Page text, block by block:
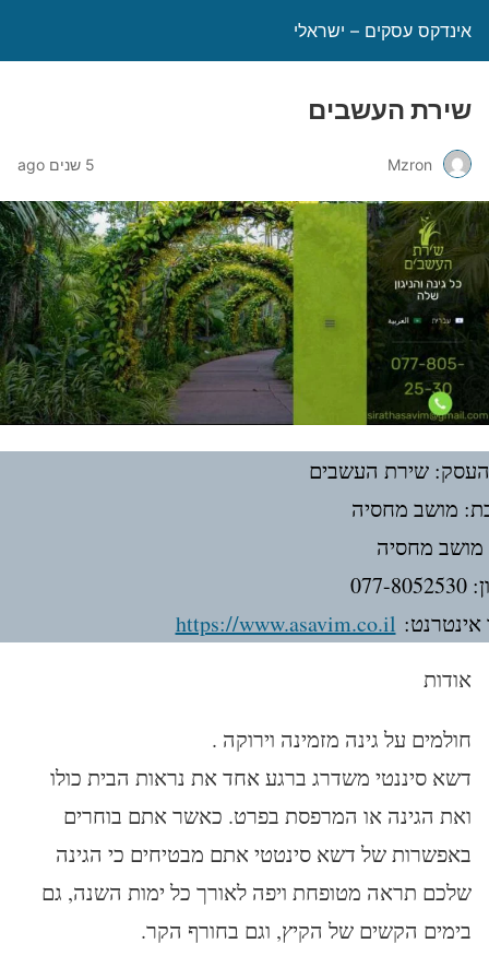
אינדקס עסקים – ישראלי
שירת העשבים
Mzron 5 שנים ago
שירת העשבים
מושב מחסיה
מושב מחסיה
https://www.asavim.co.il
אודות
חולמים על גינה מזמינה וירוקה .
דשא סיננטי משדרג ברגע אחד את נראות הבית כולו
ואת הגינה או המרפסת בפרט. כאשר אתם בוחרים
באפשרות של דשא סינטטי אתם מבטיחים כי הגינה
שלכם תראה מטופחת ויפה לאורך כל ימות השנה, גם
בימים הקשים של הקיץ, וגם בחורף הקר.